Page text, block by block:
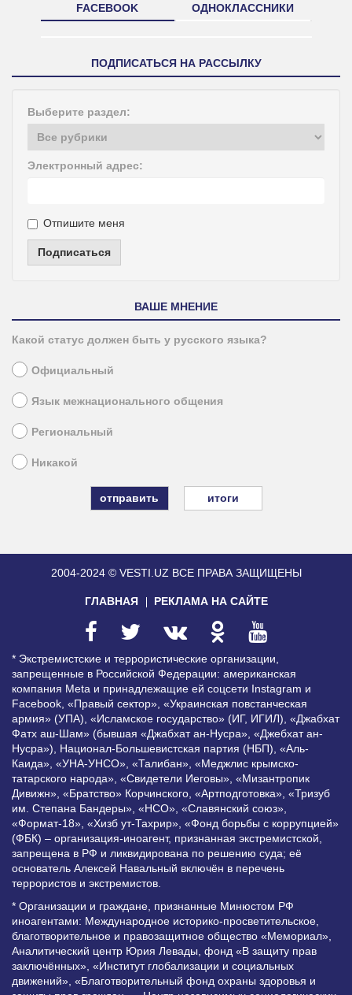
FACEBOOK ОДНОКЛАССНИКИ
ПОДПИСАТЬСЯ НА РАССЫЛКУ
Выберите раздел:
Электронный адрес:
Отпишите меня
Подписаться
ВАШЕ МНЕНИЕ
Какой статус должен быть у русского языка?
Официальный
Язык межнационального общения
Региональный
Никакой
итоги
2004-2024 © VESTI.UZ ВСЕ ПРАВА ЗАЩИЩЕНЫ
ГЛАВНАЯ РЕКЛАМА НА САЙТЕ
* Экстремистские и террористические организации,
запрещенные в Российской Федерации: американская
компания Meta и принадлежащие ей соцсети Instagram и
Facebook, «Правый сектор», «Украинская повстанческая
армия» (УПА), «Исламское государство» (ИГ, ИГИЛ), «Джабхат
Фатх аш-Шам» (бывшая «Джабхат ан-Нусра», «Джебхат ан-
Нусра»), Национал-Большевистская партия (НБП), «Аль-
Каида», «УНА-УНСО», «Талибан», «Меджлис крымско-
татарского народа», «Свидетели Иеговы», «Мизантропик
Дивижн», «Братство» Корчинского, «Артподготовка», «Тризуб
им. Степана Бандеры», «НСО», «Славянский союз»,
«Формат-18», «Хизб ут-Тахрир», «Фонд борьбы с коррупцией»
(ФБК) – организация-иноагент, признанная экстремистской,
запрещена в РФ и ликвидирована по решению суда; её
основатель Алексей Навальный включён в перечень
террористов и экстремистов.
* Организации и граждане, признанные Минюстом РФ
иноагентами: Международное историко-просветительское,
благотворительное и правозащитное общество «Мемориал»,
Аналитический центр Юрия Левады, фонд «В защиту прав
заключённых», «Институт глобализации и социальных
движений», «Благотворительный фонд охраны здоровья и